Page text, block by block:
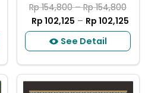
Rp154,800–Rp154,800
Rp 102,125 – Rp 102,125
See Detail